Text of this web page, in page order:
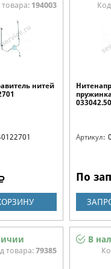
нитей
товара: 194003
Артикул:
По
товара: 79385
В